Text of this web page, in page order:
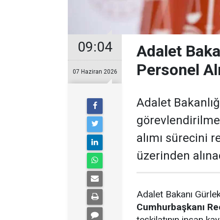
09:04
07 Haziran 2026
Adalet
Personel
Adalet
alımı sürecini
üzerinden
Adalet Bakanı
Cumhurbaşkanı